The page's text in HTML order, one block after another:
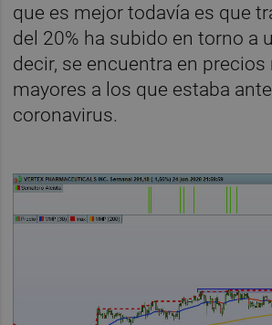
que es mejor todavía es que
del 20% ha subido en torno a
decir, se encuentra en
mayores a los que estaba
coronavirus.